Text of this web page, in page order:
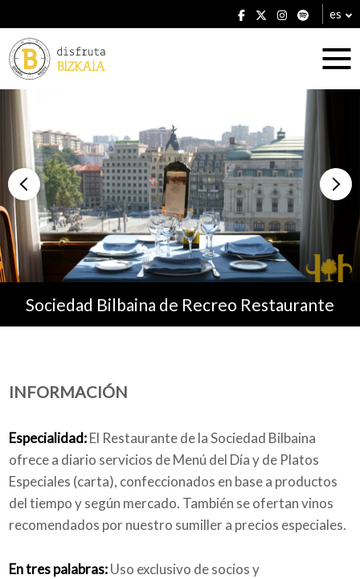
es
Alojamientos
Restaurantes
Planes
Blog
Sociedad Bilbaina de Recreo Restaurante
INFORMACIÓN
Especialidad:El Restaurante de la Sociedad Bilbaina
ofrece a diario servicios de Menú del Día y de Platos
Especiales (carta), confeccionados en base a productos
del tiempo y según mercado. También se ofertan vinos
recomendados por nuestro sumiller a precios especiales.
En tres palabras:Uso exclusivo de socios y